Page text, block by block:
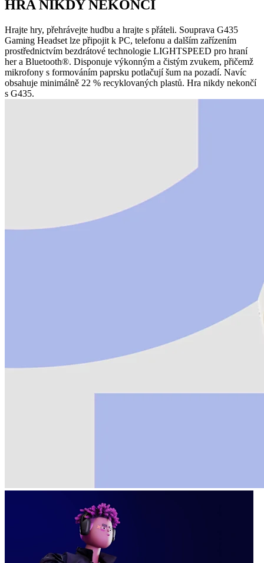
HRA NIKDY NEKONČÍ
Hrajte hry, přehrávejte hudbu a hrajte s přáteli. Souprava G435
Gaming Headset lze připojit k PC, telefonu a dalším zařízením
prostřednictvím bezdrátové technologie LIGHTSPEED pro hraní
her a Bluetooth®. Disponuje výkonným a čistým zvukem, přičemž
mikrofony s formováním paprsku potlačují šum na pozadí. Navíc
obsahuje minimálně 22 % recyklovaných plastů. Hra nikdy nekončí
s G435.